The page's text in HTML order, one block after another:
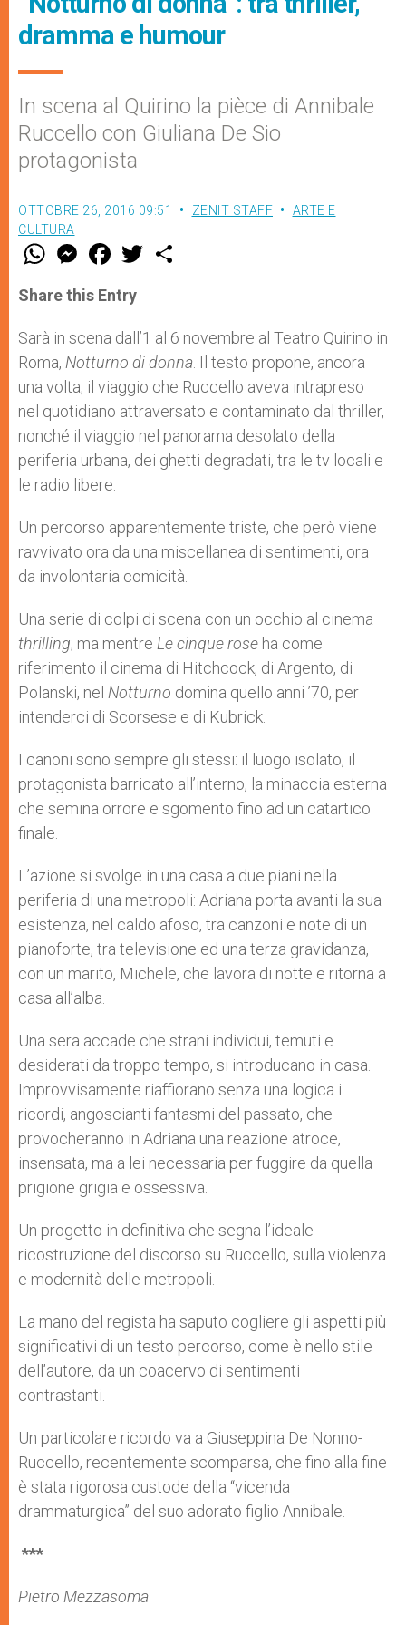
dramma e humour
In scena al Quirino la pièce di Annibale
Ruccello con Giuliana De Sio
protagonista
OTTOBRE 26, 2016 09:51 ZENIT STAFF
ARTE E
CULTURA
W
t
s
p
p
M
e
s
e
g
e
r
F
a
e
b
o
k
w
r
Share this Entry
Sarà in scena dall’1 al 6 novembre al Teatro Quirino in
Roma, Notturno di donna. Il testo propone, ancora
una volta, il viaggio che Ruccello aveva intrapreso
nel quotidiano attraversato e contaminato dal thriller,
nonché il viaggio nel panorama desolato della
periferia urbana, dei ghetti degradati, tra le tv locali e
le radio libere.
Un percorso apparentemente triste, che però viene
ravvivato ora da una miscellanea di sentimenti, ora
da involontaria comicità.
Una serie di colpi di scena con un occhio al cinema
thrilling; ma mentre Le cinque rose ha come
riferimento il cinema di Hitchcock, di Argento, di
Polanski, nel Notturno domina quello anni ’70, per
intenderci di Scorsese e di Kubrick.
I canoni sono sempre gli stessi: il luogo isolato, il
protagonista barricato all’interno, la minaccia esterna
che semina orrore e sgomento fino ad un catartico
finale.
L’azione si svolge in una casa a due piani nella
periferia di una metropoli: Adriana porta avanti la sua
esistenza, nel caldo afoso, tra canzoni e note di un
pianoforte, tra televisione ed una terza gravidanza,
con un marito, Michele, che lavora di notte e ritorna a
casa all’alba.
Una sera accade che strani individui, temuti e
desiderati da troppo tempo, si introducano in casa.
Improvvisamente riaffiorano senza una logica i
ricordi, angoscianti fantasmi del passato, che
provocheranno in Adriana una reazione atroce,
insensata, ma a lei necessaria per fuggire da quella
prigione grigia e ossessiva.
Un progetto in definitiva che segna l’ideale
ricostruzione del discorso su Ruccello, sulla violenza
e modernità delle metropoli.
La mano del regista ha saputo cogliere gli aspetti più
significativi di un testo percorso, come è nello stile
dell’autore, da un coacervo di sentimenti
contrastanti.
Un particolare ricordo va a Giuseppina De Nonno-
Ruccello, recentemente scomparsa, che fino alla fine
è stata rigorosa custode della “vicenda
drammaturgica” del suo adorato figlio Annibale.
***
Pietro Mezzasoma